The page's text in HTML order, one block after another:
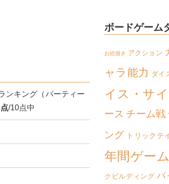
ンキング（パーティー
/10点中
ボードゲーム
お絵描き アクション
ャラ能力
ダイ
イス・サ
ース チーム戦
ング トリックテ
年間ゲー
クビルディング バ